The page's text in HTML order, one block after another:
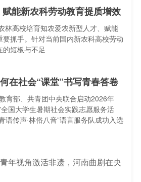
能新农科劳动教育提质增效
林高校培育知农爱农新型人才、赋能
要抓手。针对当前国内新农科高校劳动
短板与不足
在社会“课堂”书写青春答卷
育部、共青团中央联合启动2026年
国大学生暑期社会实践志愿服务活
语传声·林俗八音”语言服务队成功入选